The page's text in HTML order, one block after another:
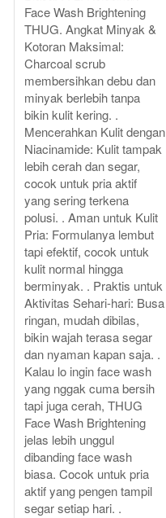
Face Wash Brightening
THUG. Angkat Minyak &
Kotoran Maksimal:
Charcoal scrub
membersihkan debu dan
minyak berlebih tanpa
bikin kulit kering. .
Mencerahkan Kulit dengan
Niacinamide: Kulit tampak
lebih cerah dan segar,
cocok untuk pria aktif
yang sering terkena
polusi. . Aman untuk Kulit
Pria: Formulanya lembut
tapi efektif, cocok untuk
kulit normal hingga
berminyak. . Praktis untuk
Aktivitas Sehari-hari: Busa
ringan, mudah dibilas,
bikin wajah terasa segar
dan nyaman kapan saja. .
Kalau lo ingin face wash
yang nggak cuma bersih
tapi juga cerah, THUG
Face Wash Brightening
jelas lebih unggul
dibanding face wash
biasa. Cocok untuk pria
aktif yang pengen tampil
segar setiap hari. .